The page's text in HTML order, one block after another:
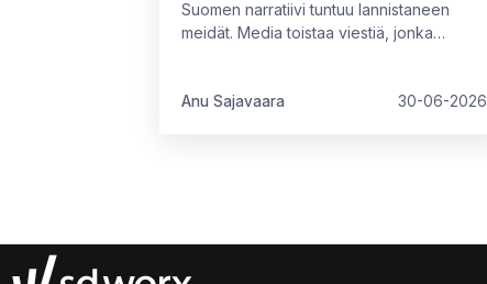
Suomen narratiivi tuntuu lannistaneen
meidät. Media toistaa viestiä, jonka
ovat vielä heikkoja. Arvovaltaisissa
Anu Sajavaara 30-06-2026